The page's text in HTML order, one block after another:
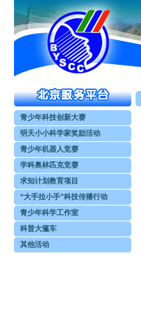
青少年科技创新大赛
明天小小科学家奖励活动
青少年机器人竞赛
学科奥林匹克竞赛
求知计划教育项目
“大手拉小手”科技传播行动
青少年科学工作室
科普大篷车
其他活动